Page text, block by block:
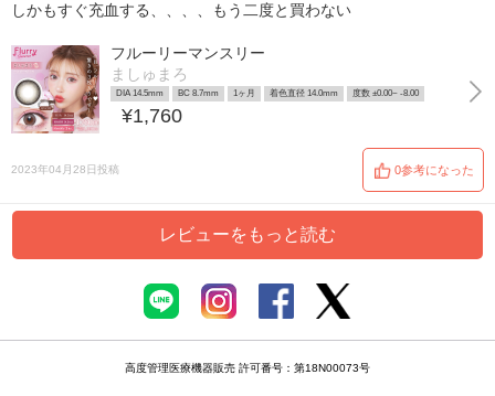
しかもすぐ充血する、、、、もう二度と買わない
フルーリーマンスリー
ましゅまろ
DIA 14.5mm BC 8.7mm 1ヶ月 着色直径 14.0mm 度数 ±0.00~ -8.00
¥1,760
2023年04月28日投稿 0参考になった
レビューをもっと読む
高度管理医療機器販売 許可番号：第18N00073号